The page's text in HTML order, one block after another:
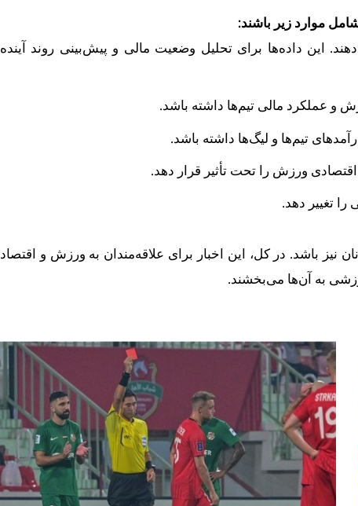
موارد زیر باشند:
این داده‌ها برای تحلیل وضعیت مالی و پیش‌بینی روند آینده
و عملکرد مالی تیم‌ها داشته باشد.
تیم‌ها و لیگ‌ها داشته باشد.
ورزش را تحت تأثیر قرار دهد.
تغییر دهد.
باشد. در کل، این اخبار برای علاقه‌مندان به ورزش و اقتصاد
به آن‌ها می‌بخشند.